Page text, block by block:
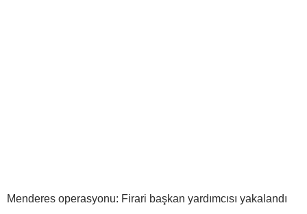
Menderes operasyonu: Firari başkan yardımcısı yakalandı